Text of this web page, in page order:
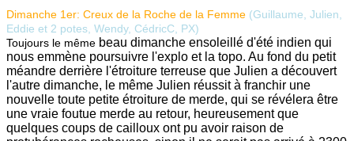
Dimanche 1er: Creux de la Roche de la Femme (Guillaume, Julien,
Eddie et 2 potes, Wendy, CédricC, PX)
Toujours le même beau dimanche ensoleillé d'été indien qui
nous emmène poursuivre l'explo et la topo. Au fond du petit
méandre derrière l'étroiture terreuse que Julien a découvert
l'autre dimanche, le même Julien réussit à franchir une
nouvelle toute petite étroiture de merde, qui se révélera être
une vraie foutue merde au retour, heureusement que
quelques coups de cailloux ont pu avoir raison de